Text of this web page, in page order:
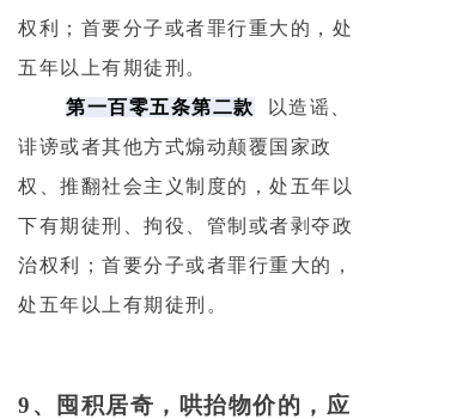
权利；首要分子或者罪行重大的，处
五年以上有期徒刑。
第一百零五条第二款 以造谣、
诽谤或者其他方式煽动颠覆国家政
权、推翻社会主义制度的，处五年以
下有期徒刑、拘役、管制或者剥夺政
治权利；首要分子或者罪行重大的，
处五年以上有期徒刑。
9、囤积居奇，哄抬物价的，应